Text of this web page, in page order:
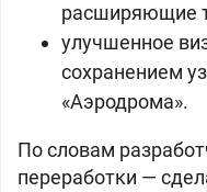
расширяющие
улучшенное
сохранением
«Аэродрома».
По словам
переработки —